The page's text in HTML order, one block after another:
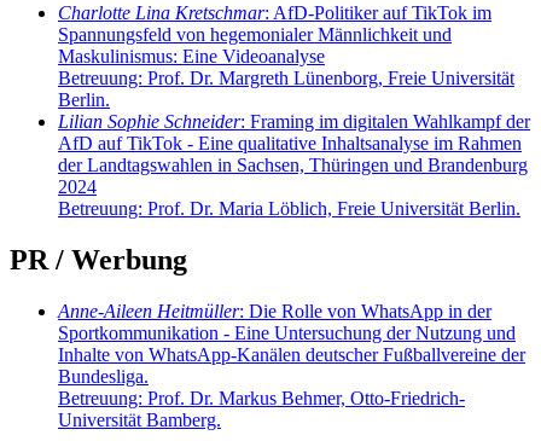
Charlotte Lina Kretschmar: AfD-Politiker auf TikTok im
Spannungsfeld von hegemonialer Männlichkeit und
Maskulinismus: Eine Videoanalyse
Betreuung: Prof. Dr. Margreth Lünenborg, Freie Universität
Berlin.
Lilian Sophie Schneider: Framing im digitalen Wahlkampf der
AfD auf TikTok - Eine qualitative Inhaltsanalyse im Rahmen
der Landtagswahlen in Sachsen, Thüringen und Brandenburg
2024
Betreuung: Prof. Dr. Maria Löblich, Freie Universität Berlin.
PR / Werbung
Anne-Aileen Heitmüller: Die Rolle von WhatsApp in der
Sportkommunikation - Eine Untersuchung der Nutzung und
Inhalte von WhatsApp-Kanälen deutscher Fußballvereine der
Bundesliga.
Betreuung: Prof. Dr. Markus Behmer, Otto-Friedrich-
Universität Bamberg.